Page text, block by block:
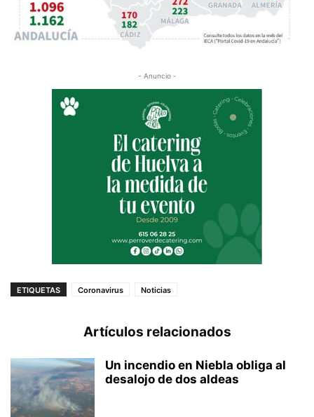
- Anuncio -
ETIQUETAS Coronavirus Noticias
Artículos relacionados
Un incendio en Niebla obliga al
desalojo de dos aldeas